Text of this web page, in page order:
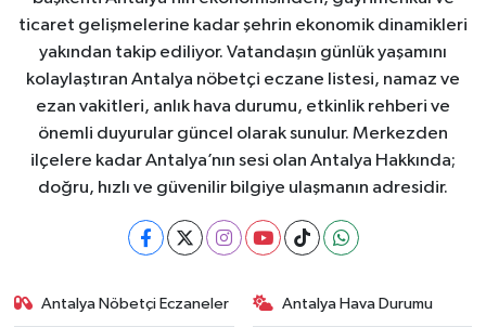
ticaret gelişmelerine kadar şehrin ekonomik dinamikleri
yakından takip ediliyor. Vatandaşın günlük yaşamını
kolaylaştıran Antalya nöbetçi eczane listesi, namaz ve
ezan vakitleri, anlık hava durumu, etkinlik rehberi ve
önemli duyurular güncel olarak sunulur. Merkezden
ilçelere kadar Antalya’nın sesi olan Antalya Hakkında;
doğru, hızlı ve güvenilir bilgiye ulaşmanın adresidir.
Antalya Nöbetçi Eczaneler Antalya Hava Durumu